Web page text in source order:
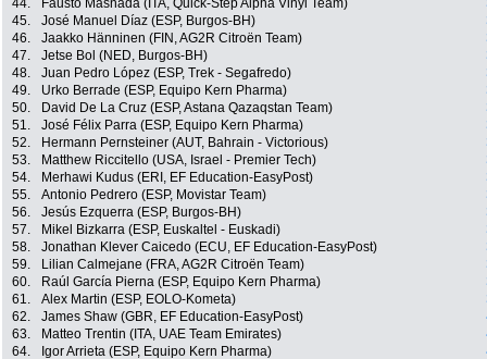
44.
Fausto Masnada (ITA, Quick-Step Alpha Vinyl Team)
45.
José Manuel Díaz (ESP, Burgos-BH)
46.
Jaakko Hänninen (FIN, AG2R Citroën Team)
47.
Jetse Bol (NED, Burgos-BH)
48.
Juan Pedro López (ESP, Trek - Segafredo)
49.
Urko Berrade (ESP, Equipo Kern Pharma)
50.
David De La Cruz (ESP, Astana Qazaqstan Team)
51.
José Félix Parra (ESP, Equipo Kern Pharma)
52.
Hermann Pernsteiner (AUT, Bahrain - Victorious)
53.
Matthew Riccitello (USA, Israel - Premier Tech)
54.
Merhawi Kudus (ERI, EF Education-EasyPost)
55.
Antonio Pedrero (ESP, Movistar Team)
56.
Jesús Ezquerra (ESP, Burgos-BH)
57.
Mikel Bizkarra (ESP, Euskaltel - Euskadi)
58.
Jonathan Klever Caicedo (ECU, EF Education-EasyPost)
59.
Lilian Calmejane (FRA, AG2R Citroën Team)
60.
Raúl García Pierna (ESP, Equipo Kern Pharma)
61.
Alex Martin (ESP, EOLO-Kometa)
62.
James Shaw (GBR, EF Education-EasyPost)
63.
Matteo Trentin (ITA, UAE Team Emirates)
64.
Igor Arrieta (ESP, Equipo Kern Pharma)